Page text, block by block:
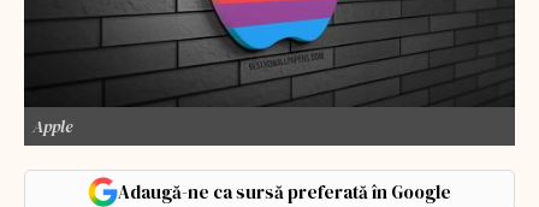
Apple
Adaugă-ne ca sursă preferată în Google